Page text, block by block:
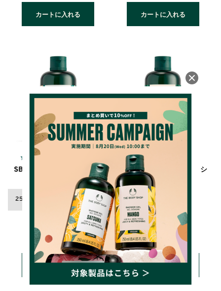
カートに入れる カートに入れる
SB インテンスリペア シャン
プー(香り：シア)
250mL 2,310円
詳しく見る
TT クリア＆バランシング シ
ャンプー
2,310円(税込)
詳しく見る